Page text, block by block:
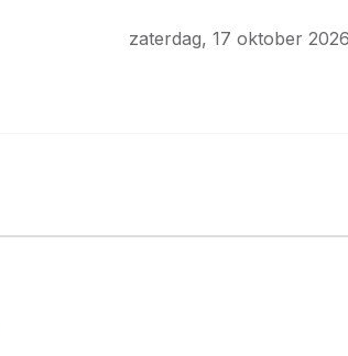
zaterdag, 17 oktober